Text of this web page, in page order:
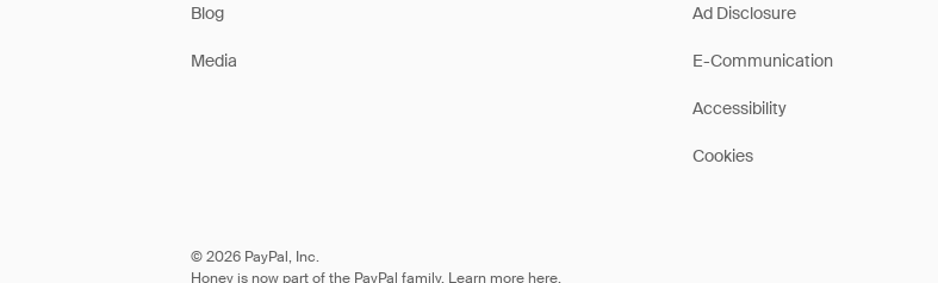
Blog
Media
Ad Disclosure
E-Communication
Accessibility
Cookies
© 2026 PayPal, Inc.
Honey is now part of the PayPal family. Learn more here.